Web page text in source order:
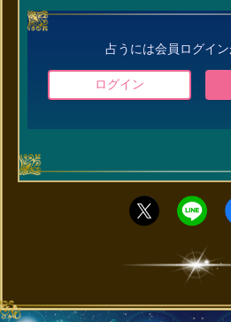
占うには会員ログイ
ログイン